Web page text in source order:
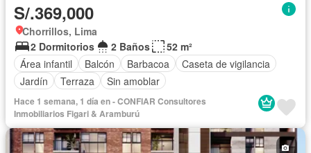
S/.369,000
Chorrillos, Lima
2 Dormitorios
2 Baños
52 m²
Área infantil
Balcón Barbacoa
Caseta de vigilancia
Jardín
Terraza Sin amoblar
Hace 1 semana, 1 día en - CONFIAR Consultores
Inmobiliarios Figari & Aramburú